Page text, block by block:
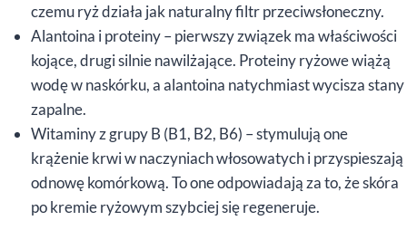
czemu ryż działa jak naturalny filtr przeciwsłoneczny.
Alantoina i proteiny – pierwszy związek ma właściwości
kojące, drugi silnie nawilżające. Proteiny ryżowe wiążą
wodę w naskórku, a alantoina natychmiast wycisza stany
zapalne.
Witaminy z grupy B (B1, B2, B6) – stymulują one
krążenie krwi w naczyniach włosowatych i przyspieszają
odnowę komórkową. To one odpowiadają za to, że skóra
po kremie ryżowym szybciej się regeneruje.